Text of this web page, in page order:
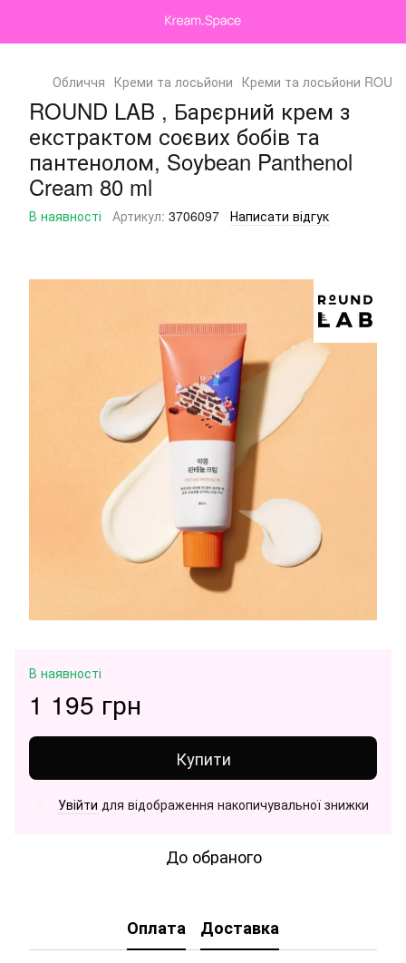
Обличчя Креми та лосьйони Креми та лосьйони
ROUND LAB , Барєрний крем з
екстрактом соєвих бобів та
пантенолом, Soybean Panthenol
Cream 80 ml
В наявності Артикул: 3706097 Написати відгук
В наявності
1 195 грн
Купити
Увійти для відображення накопичувальної знижки
До обраного
Оплата Доставка